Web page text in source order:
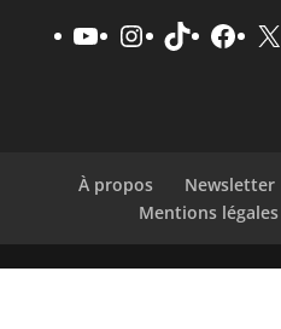
YouTube
Instagram
TikTok X
À propos Newsletter
Mentions légales